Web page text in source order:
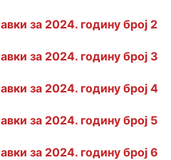
за 2024. годину број 2
за 2024. годину број 3
за 2024. годину број 4
за 2024. годину број 5
за 2024. годину број 6